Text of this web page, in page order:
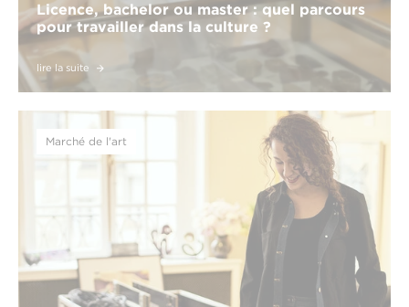
Licence, bachelor ou master : quel parcours
pour travailler dans la culture ?
lire la suite
Marché de l'art